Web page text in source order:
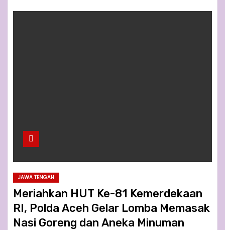
JAWA TENGAH
Meriahkan HUT Ke-81 Kemerdekaan
RI, Polda Aceh Gelar Lomba Memasak
Nasi Goreng dan Aneka Minuman